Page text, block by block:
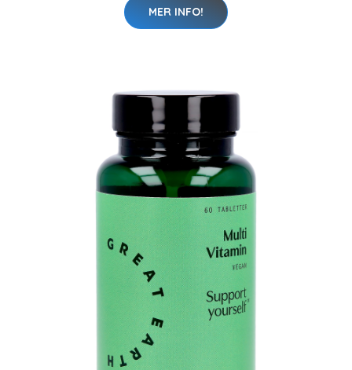
MER INFO!